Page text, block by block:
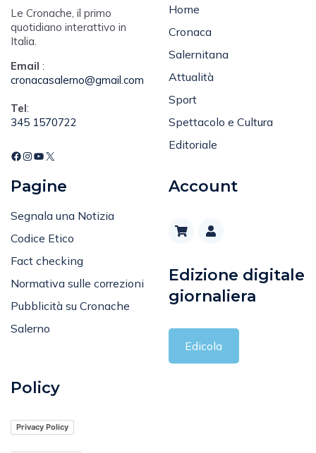
Le Cronache, il primo
quotidiano interattivo in
Italia.
Email :
cronacasalerno@gmail.com
Tel:
345 1570722
Home
Cronaca
Salernitana
Attualità
Sport
Spettacolo e Cultura
Editoriale
Pagine
Segnala una Notizia
Codice Etico
Fact checking
Normativa sulle correzioni
Pubblicità su Cronache
Salerno
Account
Edizione digitale
giornaliera
Edicola
Policy
Privacy Policy